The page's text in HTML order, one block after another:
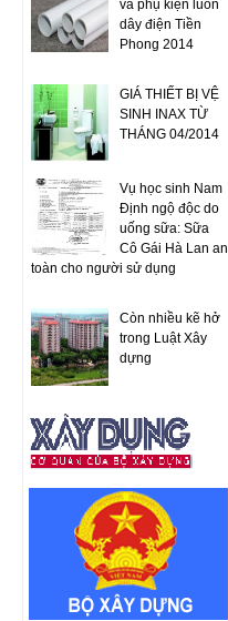
và phụ kiện luồn
dây điện Tiền
Phong 2014
GIÁ THIẾT BỊ VỆ
SINH INAX TỪ
THÁNG 04/2014
Vụ học sinh Nam
Định ngộ độc do
uống sữa: Sữa
Cô Gái Hà Lan an
toàn cho người sử dụng
Còn nhiều kẽ hở
trong Luật Xây
dựng